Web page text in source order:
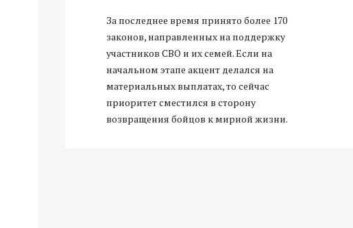
За последнее время принято более 170
законов, направленных на поддержку
участников СВО и их семей. Если на
начальном этапе акцент делался на
материальных выплатах, то сейчас
приоритет сместился в сторону
возвращения бойцов к мирной жизни.